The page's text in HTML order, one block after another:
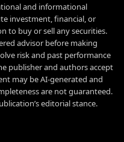
and informational
investment, financial, or
to buy or sell any securities.
advisor before making
risk and past performance
publisher and authors accept
may be AI-generated and
are not guaranteed.
editorial stance.